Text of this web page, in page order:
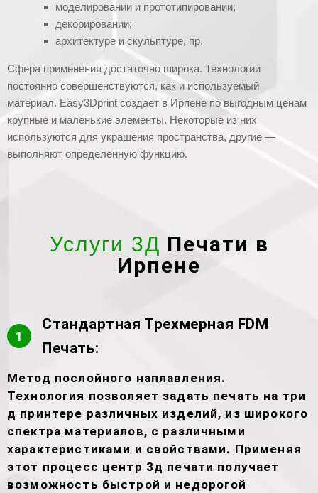
моделировании и прототипировании;
декорировании;
архитектуре и скульптуре, пр.
Сфера применения достаточно широка. Технологии
постоянно совершенствуются, как и используемый
материал. Easy3Dprint создает в Ирпене по выгодным ценам
крупные и маленькие элементы. Некоторые из них
используются для украшения пространства, другие —
выполняют определенную функцию.
Услуги 3Д Печати в
Ирпене
1
Стандартная Трехмерная FDM
Печать:
Метод послойного наплавления.
Технология позволяет задать печать на три
д принтере различных изделий, из широкого
спектра материалов, с различными
характеристиками и свойствами. Применяя
этот процесс центр 3д печати получает
возможность быстрой и недорогой